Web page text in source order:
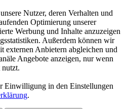
Nutzer, deren Verhalten und
Optimierung unserer
Werbung und Inhalte anzuzeigen
Außerdem können wir
externen Anbietern abgleichen und
Angebote anzeigen, nur wenn
nutzt.
Einwilligung in den Einstellungen
.